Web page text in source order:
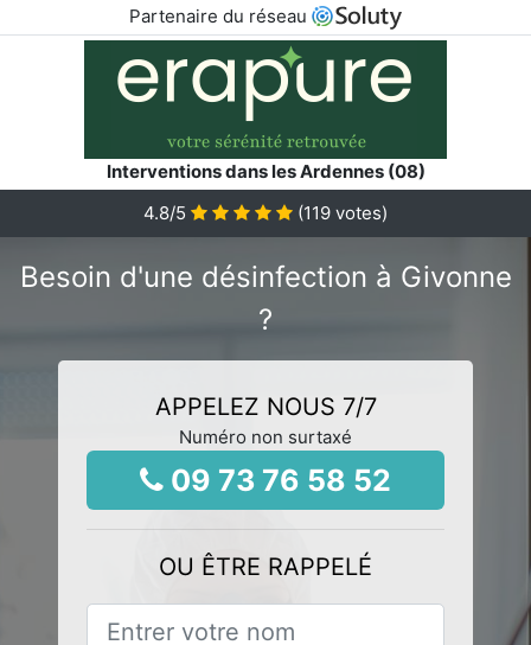
Partenaire du réseau
Interventions dans les Ardennes (08)
4.8/5 (119 votes)
Besoin d'une désinfection à Givonne
?
APPELEZ NOUS 7/7
Numéro non surtaxé
09 73 76 58 52
OU ÊTRE RAPPELÉ